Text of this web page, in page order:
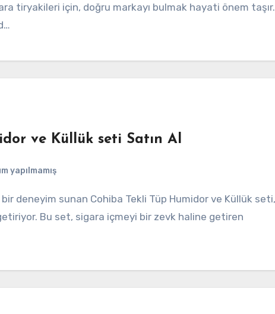
tiryakileri için, doğru markayı bulmak hayati önem taşır.
ve Küllük seti Satın Al
yapılmamış
Bu set, sigara içmeyi bir zevk haline getiren